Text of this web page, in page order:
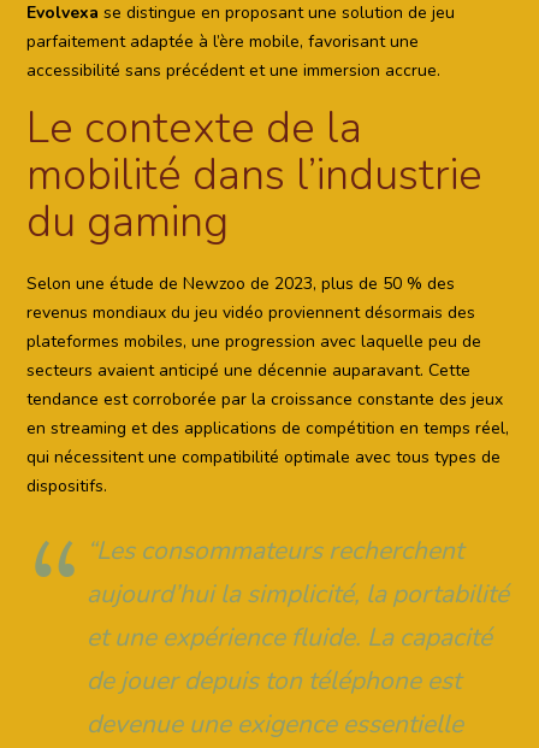
Evolvexa se distingue en proposant une solution de jeu
parfaitement adaptée à l’ère mobile, favorisant une
accessibilité sans précédent et une immersion accrue.
Le contexte de la
mobilité dans l’industrie
du gaming
Selon une étude de Newzoo de 2023, plus de 50 % des
revenus mondiaux du jeu vidéo proviennent désormais des
plateformes mobiles, une progression avec laquelle peu de
secteurs avaient anticipé une décennie auparavant. Cette
tendance est corroborée par la croissance constante des jeux
en streaming et des applications de compétition en temps réel,
qui nécessitent une compatibilité optimale avec tous types de
dispositifs.
“Les consommateurs recherchent
aujourd’hui la simplicité, la portabilité
et une expérience fluide. La capacité
de jouerdepuis ton téléphoneest
devenue une exigence essentielle